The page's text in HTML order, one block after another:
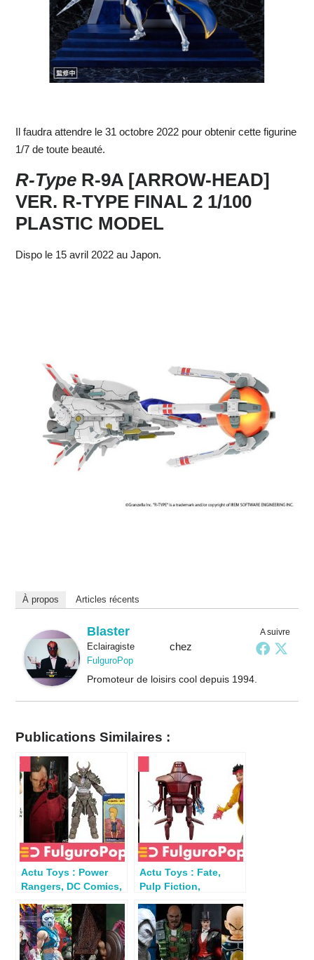
Il faudra attendre le 31 octobre 2022 pour obtenir cette figurine
1/7 de toute beauté.
R-TypeR-9A [ARROW-HEAD]
VER. R-TYPE FINAL 2 1/100
PLASTIC MODEL
Dispo le 15 avril 2022 au Japon.
À propos Articles récents
A suivre
Blaster
Eclairagistechez
FulguroPop
Promoteur de loisirs cool depuis 1994.
Publications Similaires :
Actu Toys : Power
Rangers, DC Comics,
Gordon…
Actu Toys : Fate,
Pulp Fiction,
Halloween…